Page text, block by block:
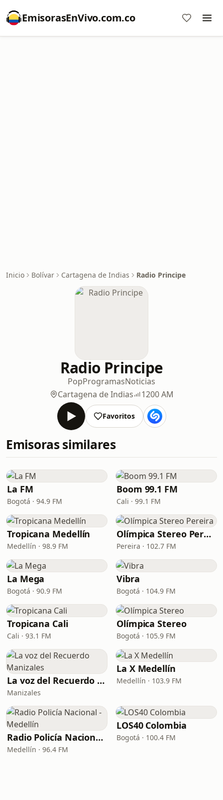
EmisorasEnVivo.com.co
Inicio Bolívar Cartagena de Indias Radio Principe
Radio Principe
PopProgramasNoticias
Cartagena de Indias
1200 AM
Favoritos
Emisoras similares
La FM
Bogotá · 94.9 FM
Boom 99.1 FM
Cali · 99.1 FM
Tropicana Medellín
Medellín · 98.9 FM
Olímpica Stereo Pereira
Pereira · 102.7 FM
La Mega
Bogotá · 90.9 FM
Vibra
Bogotá · 104.9 FM
Tropicana Cali
Cali · 93.1 FM
Olímpica Stereo
Bogotá · 105.9 FM
La voz del Recuerdo Manizales
Manizales
La X Medellín
Medellín · 103.9 FM
Radio Policía Nacional - Medellín
Medellín · 96.4 FM
LOS40 Colombia
Bogotá · 100.4 FM